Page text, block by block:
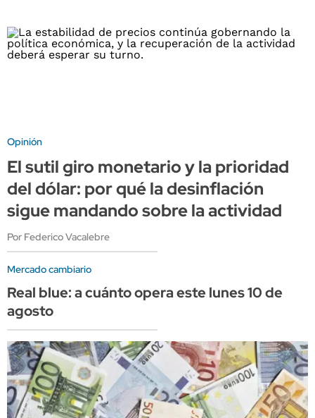
Opinión
El sutil giro monetario y la prioridad
del dólar: por qué la desinflación
sigue mandando sobre la actividad
Por Federico Vacalebre
Mercado cambiario
Real blue: a cuánto opera este lunes 10 de
agosto